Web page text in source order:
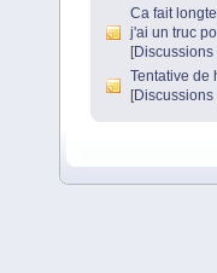
Ca fait
j'ai un truc
[
Tentative de
[